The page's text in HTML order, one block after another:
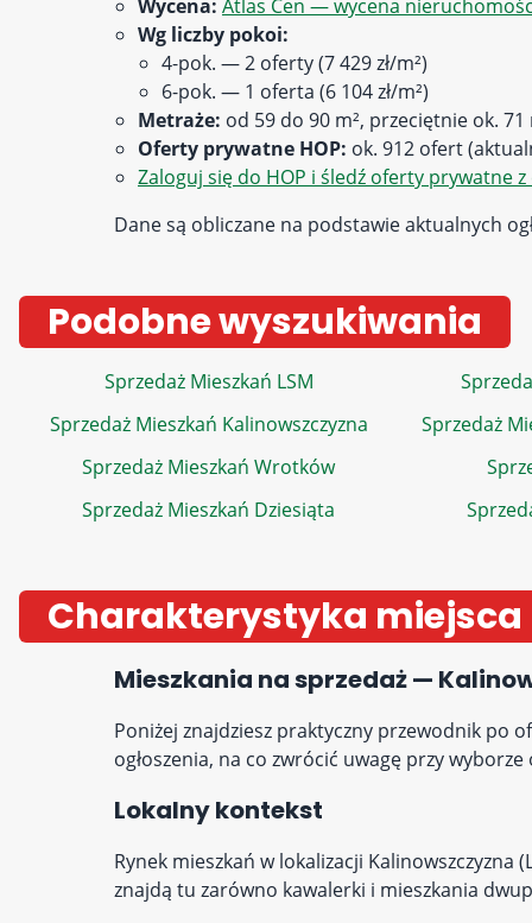
Wycena: Atlas Cen — wycena
Wg liczby pokoi:
4-pok. — 2 oferty (7 429 zł/m²)
6-pok. — 1 oferta (6 104 zł/m²)
Metraże: od 59 do 90 m², przeciętnie ok. 71
Oferty prywatne HOP: ok. 912 ofert
Zaloguj się do HOP i śledź oferty prywatne z
Dane są obliczane na podstawie aktualnych
Podobne wyszukiwania
Sprzedaż Mieszkań LSM
Sprzedaż Mieszkań Kalinowszczyzna
Sprzedaż
Sprzedaż Mieszkań Wrotków
Sprzedaż Mieszkań Dziesiąta
Charakterystyka miejsca
Mieszkania na sprzedaż —
Poniżej znajdziesz praktyczny przewodnik po
ogłoszenia, na co zwrócić uwagę przy
Lokalny kontekst
Rynek mieszkań w lokalizacji
znajdą tu zarówno kawalerki i mieszkania